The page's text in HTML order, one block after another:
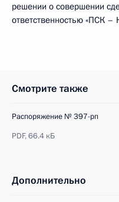
решении о совершении
ответственностью «ПСК –
Смотрите также
Распоряжение № 397-рп
PDF,66.4 кБ
Дополнительно